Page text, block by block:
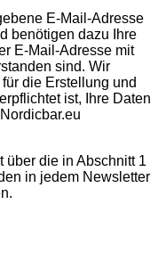
E-Mail-Adresse
benötigen dazu Ihre
E-Mail-Adresse mit
sind. Wir
die Erstellung und
ist, Ihre Daten
über die in Abschnitt 1
in jedem Newsletter